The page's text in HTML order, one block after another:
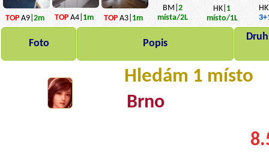
TOP A9| 2m TOP A4| 1m TOP A3| 1m
BM| 2
místa/2L
HK| 1
místo/1L
Foto Popis
Hledám 1 místo
Brno